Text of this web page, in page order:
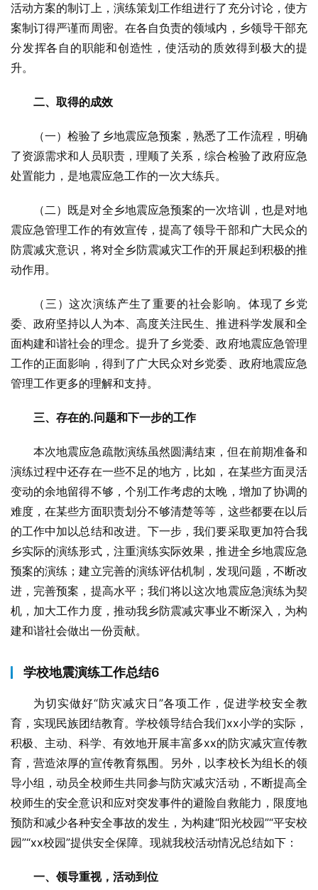
活动方案的制订上，演练策划工作组进行了充分讨论，使方
案制订得严谨而周密。在各自负责的领域内，乡领导干部充
分发挥各自的职能和创造性，使活动的质效得到极大的提
升。
二、取得的成效
（一）检验了乡地震应急预案，熟悉了工作流程，明确
了资源需求和人员职责，理顺了关系，综合检验了政府应急
处置能力，是地震应急工作的一次大练兵。
（二）既是对全乡地震应急预案的一次培训，也是对地
震应急管理工作的有效宣传，提高了领导干部和广大民众的
防震减灾意识，将对全乡防震减灾工作的开展起到积极的推
动作用。
（三）这次演练产生了重要的社会影响。体现了乡党
委、政府坚持以人为本、高度关注民生、推进科学发展和全
面构建和谐社会的理念。提升了乡党委、政府地震应急管理
工作的正面影响，得到了广大民众对乡党委、政府地震应急
管理工作更多的理解和支持。
三、存在的.问题和下一步的工作
本次地震应急疏散演练虽然圆满结束，但在前期准备和
演练过程中还存在一些不足的地方，比如，在某些方面灵活
变动的余地留得不够，个别工作考虑的太晚，增加了协调的
难度，在某些方面职责划分不够清楚等等，这些都要在以后
的工作中加以总结和改进。下一步，我们要采取更加符合我
乡实际的演练形式，注重演练实际效果，推进全乡地震应急
预案的演练；建立完善的演练评估机制，发现问题，不断改
进，完善预案，提高水平；我们将以这次地震应急演练为契
机，加大工作力度，推动我乡防震减灾事业不断深入，为构
建和谐社会做出一份贡献。
学校地震演练工作总结6
为切实做好“防灾减灾日”各项工作，促进学校安全教
育，实现民族团结教育。学校领导结合我们xx小学的实际，
积极、主动、科学、有效地开展丰富多xx的防灾减灾宣传教
育，营造浓厚的宣传教育氛围。另外，以李校长为组长的领
导小组，动员全校师生共同参与防灾减灾活动，不断提高全
校师生的安全意识和应对突发事件的避险自救能力，限度地
预防和减少各种安全事故的发生，为构建“阳光校园”“平安校
园”“xx校园”提供安全保障。现就我校活动情况总结如下：
一、领导重视，活动到位